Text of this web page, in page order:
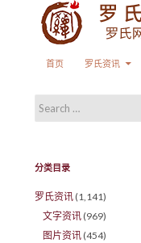
首页
罗氏资讯
Search for:
分类目录
罗氏资讯 (1,141)
文字资讯 (969)
图片资讯 (454)